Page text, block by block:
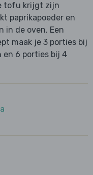
tofu krijgt zijn
paprikapoeder en
in de oven. Een
maak je 3 porties bij
en 6 porties bij 4